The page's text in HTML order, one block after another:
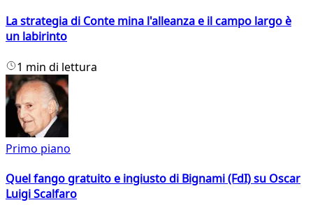
La strategia di Conte mina l'alleanza e il campo largo è
un labirinto
1 min di lettura
Primo piano
Quel fango gratuito e ingiusto di Bignami (FdI) su Oscar
Luigi Scalfaro